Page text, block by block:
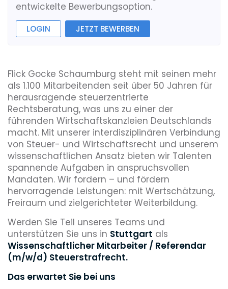
entwickelte Bewerbungsoption.
LOGIN JETZT BEWERBEN
Flick Gocke Schaumburg steht mit seinen mehr
als 1.100 Mitarbeitenden seit über 50 Jahren für
herausragende steuerzentrierte
Rechtsberatung, was uns zu einer der
führenden Wirtschaftskanzleien Deutschlands
macht. Mit unserer interdisziplinären Verbindung
von Steuer- und Wirtschaftsrecht und unserem
wissenschaftlichen Ansatz bieten wir Talenten
spannende Aufgaben in anspruchsvollen
Mandaten. Wir fordern – und fördern
hervorragende Leistungen: mit Wertschätzung,
Freiraum und zielgerichteter Weiterbildung.
Werden Sie Teil unseres Teams und
unterstützen Sie uns in Stuttgart als
Wissenschaftlicher Mitarbeiter / Referendar
(m/w/d) Steuerstrafrecht.
Das erwartet Sie bei uns